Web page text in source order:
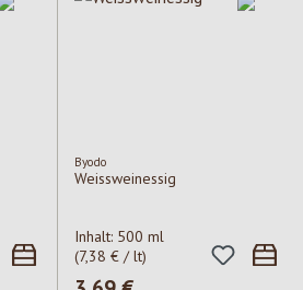
Byodo
Weissweinessig
Inhalt: 500 ml
(7,38 € / lt)